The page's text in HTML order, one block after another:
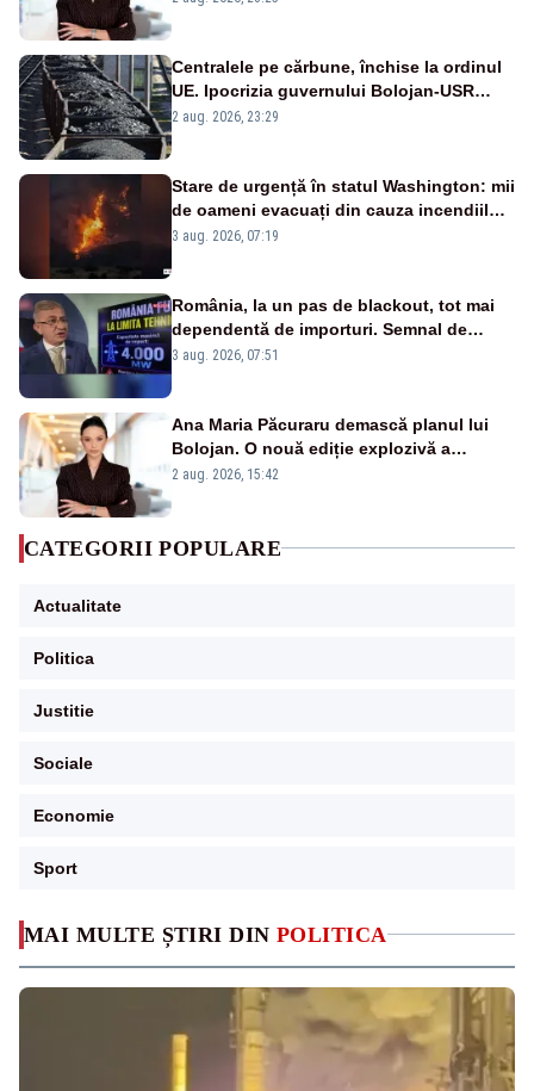
MAI MULTE ȘTIRI DIN POLITICA
Centralele pe cărbune, închise la ordinul
UE. Ipocrizia guvernului Bolojan-USR
după starea de alertă
2 aug. 2026, 23:29
Stare de urgență în statul Washington: mii
de oameni evacuați din cauza incendiilor
puternice de vegetație
3 aug. 2026, 07:19
România, la un pas de blackout, tot mai
dependentă de importuri. Semnal de
alarmă tras de un expert în energie
3 aug. 2026, 07:51
Ana Maria Păcuraru demască planul lui
Bolojan. O nouă ediție explozivă a
emisiunii „Miza Zilei” la Realitatea PLUS
2 aug. 2026, 15:42
CATEGORII POPULARE
Actualitate
Politica
Justitie
Sociale
Economie
Sport